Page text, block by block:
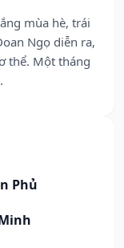
mùa hè, trái
Ngọ diễn ra,
thể. Một tháng
Phủ